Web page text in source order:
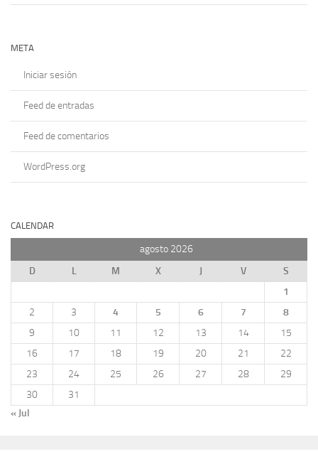
META
Iniciar sesión
Feed de entradas
Feed de comentarios
WordPress.org
CALENDAR
agosto 2026
D
L M X J V
S
1
2
3 4 5 6 7
8
9
10 11 12 13 14
15
16
17 18 19 20 21
22
23
24 25 26 27 28
29
30
31
« Jul